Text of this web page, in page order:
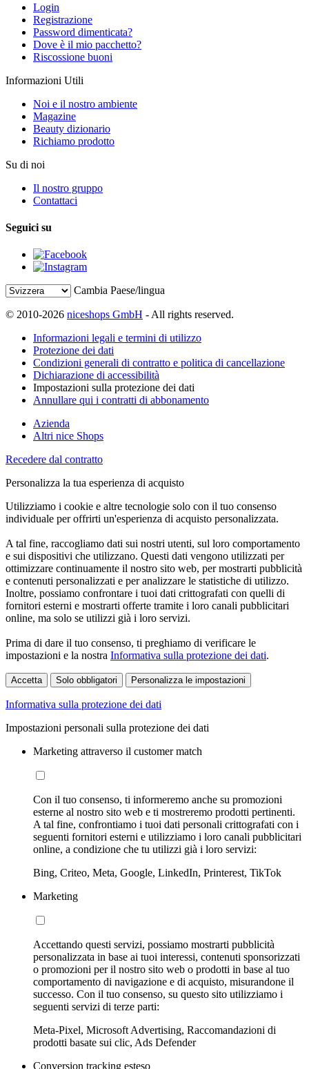
Login
Registrazione
Password dimenticata?
Dove è il mio pacchetto?
Riscossione buoni
Informazioni Utili
Noi e il nostro ambiente
Magazine
Beauty dizionario
Richiamo prodotto
Su di noi
Il nostro gruppo
Contattaci
Seguici su
Cambia Paese/lingua
© 2010-2026 niceshops GmbH - All rights reserved.
Informazioni legali e termini di utilizzo
Protezione dei dati
Condizioni generali di contratto e politica di cancellazione
Dichiarazione di accessibilità
Impostazioni sulla protezione dei dati
Annullare qui i contratti di abbonamento
Azienda
Altri nice Shops
Recedere dal contratto
Personalizza la tua esperienza di acquisto
Utilizziamo i cookie e altre tecnologie solo con il tuo consenso
individuale per offrirti un'esperienza di acquisto personalizzata.
A tal fine, raccogliamo dati sui nostri utenti, sul loro comportamento
e sui dispositivi che utilizzano. Questi dati vengono utilizzati per
ottimizzare continuamente il nostro sito web, per mostrarti pubblicità
e contenuti personalizzati e per analizzare le statistiche di utilizzo.
Inoltre, possiamo confrontare i tuoi dati crittografati con quelli di
fornitori esterni e mostrarti offerte tramite i loro canali pubblicitari
online, ma solo se utilizzi già i loro servizi.
Prima di dare il tuo consenso, ti preghiamo di verificare le
impostazioni e la nostra Informativa sulla protezione dei dati.
Accetta Solo obbligatori Personalizza le impostazioni
Informativa sulla protezione dei dati
Impostazioni personali sulla protezione dei dati
Marketing attraverso il customer match
Con il tuo consenso, ti informeremo anche su promozioni
esterne al nostro sito web e ti mostreremo prodotti pertinenti.
A tal fine, confrontiamo i tuoi dati personali crittografati con i
seguenti fornitori esterni e utilizziamo i loro canali pubblicitari
online, a condizione che tu utilizzi già i loro servizi:
Bing, Criteo, Meta, Google, LinkedIn, Printerest, TikTok
Marketing
Accettando questi servizi, possiamo mostrarti pubblicità
personalizzata in base ai tuoi interessi, contenuti sponsorizzati
o promozioni per il nostro sito web o prodotti in base al tuo
comportamento di navigazione e di acquisto, misurandone il
successo. Con il tuo consenso, su questo sito utilizziamo i
seguenti servizi di terze parti:
Meta-Pixel, Microsoft Advertising, Raccomandazioni di
prodotti basate sui clic, Ads Defender
Conversion tracking esteso